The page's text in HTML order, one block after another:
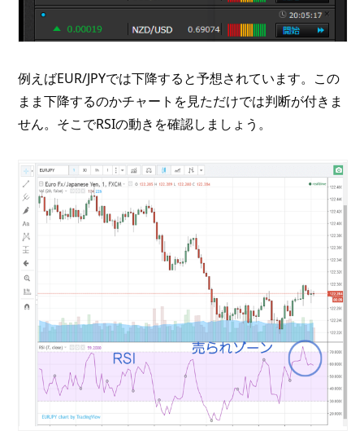
例えばEUR/JPYでは下降すると予想されています。この
まま下降するのかチャートを見ただけでは判断が付きま
せん。そこでRSIの動きを確認しましょう。